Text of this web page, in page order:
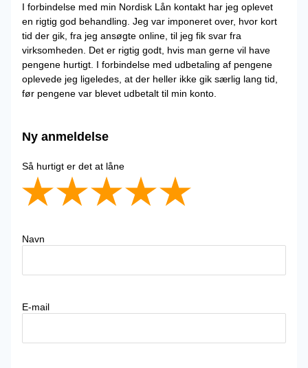
I forbindelse med min Nordisk Lån kontakt har jeg oplevet
en rigtig god behandling. Jeg var imponeret over, hvor kort
tid der gik, fra jeg ansøgte online, til jeg fik svar fra
virksomheden. Det er rigtig godt, hvis man gerne vil have
pengene hurtigt. I forbindelse med udbetaling af pengene
oplevede jeg ligeledes, at der heller ikke gik særlig lang tid,
før pengene var blevet udbetalt til min konto.
Ny anmeldelse
Så hurtigt er det at låne
Navn
E-mail